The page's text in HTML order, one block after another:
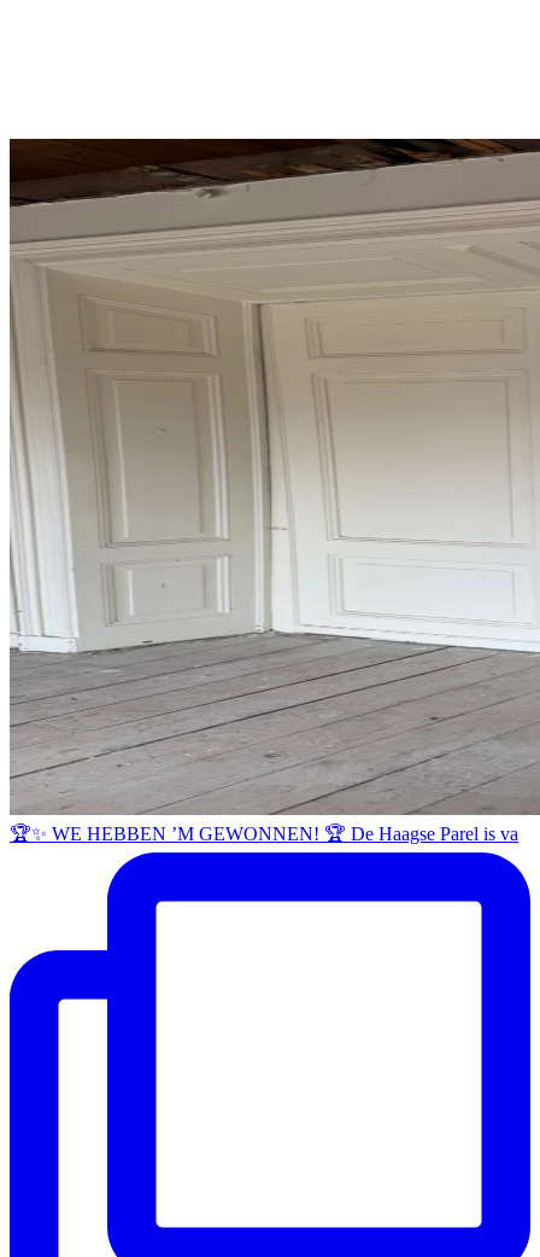
🏆✨ WE HEBBEN ’M GEWONNEN! 🏆 De Haagse Parel is va